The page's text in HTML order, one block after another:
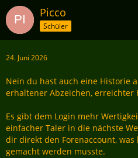
Picco
Schüler
24. Juni 2026
Nein du hast auch eine Historie
erhaltener Abzeichen, erreichter
Es gibt dem Login mehr
einfacher Taler in die nächste
dir direkt den Forenaccount,
gemacht werden musste.